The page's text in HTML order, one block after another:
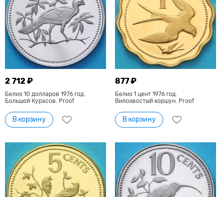
2 712 ₽
Белиз 10 долларов 1976 год.
Большой Курасов. Proof
В корзину
877 ₽
Белиз 1 цент 1976 год.
Вилохвостый коршун. Proof
В корзину